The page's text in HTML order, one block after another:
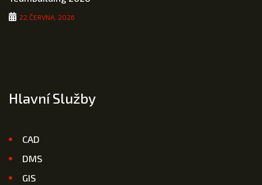
22 ČERVNA, 2026
Hlavní Služby
CAD
DMS
GIS